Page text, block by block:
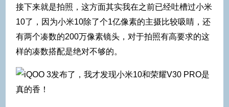
接下来就是拍照，这方面其实我在之前已经吐槽过小米
10了，因为小米10除了个1亿像素的主摄比较吸睛，还
有两个凑数的200万像素镜头，对于拍照有高要求的这
样的凑数搭配是绝对不够的。